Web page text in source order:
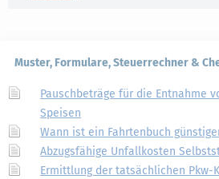
Muster, Formulare, Steuerrechner &
Pauschbeträge für die Entnahme
Speisen
Wann ist ein Fahrtenbuch
Abzugsfähige Unfallkosten
Ermittlung der tatsächlichen Pkw-